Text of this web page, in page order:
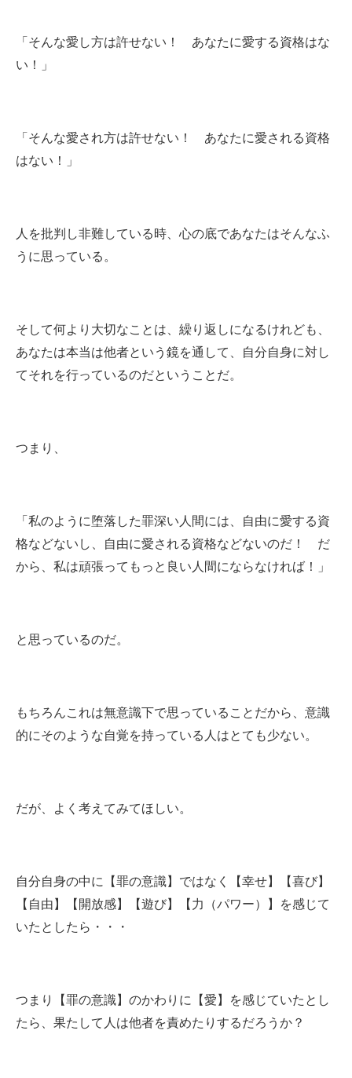
「そんな愛し方は許せない！ あなたに愛する資格はな
い！」
「そんな愛され方は許せない！ あなたに愛される資格
はない！」
人を批判し非難している時、心の底であなたはそんなふ
うに思っている。
そして何より大切なことは、繰り返しになるけれども、
あなたは本当は他者という鏡を通して、自分自身に対し
てそれを行っているのだということだ。
つまり、
「私のように堕落した罪深い人間には、自由に愛する資
格などないし、自由に愛される資格などないのだ！ だ
から、私は頑張ってもっと良い人間にならなければ！」
と思っているのだ。
もちろんこれは無意識下で思っていることだから、意識
的にそのような自覚を持っている人はとても少ない。
だが、よく考えてみてほしい。
自分自身の中に【罪の意識】ではなく【幸せ】【喜び】
【自由】【開放感】【遊び】【力（パワー）】を感じて
いたとしたら・・・
つまり【罪の意識】のかわりに【愛】を感じていたとし
たら、果たして人は他者を責めたりするだろうか？